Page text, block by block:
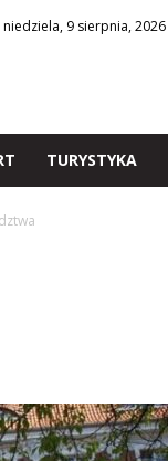
niedziela, 9 sierpnia, 2026
TURYSTYKA